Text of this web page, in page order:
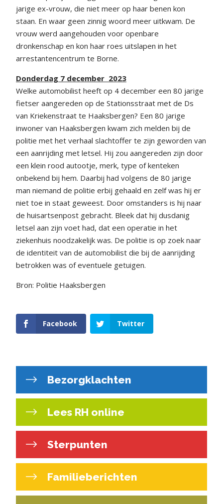
jarige ex-vrouw, die niet meer op haar benen kon
staan. En waar geen zinnig woord meer uitkwam. De
vrouw werd aangehouden voor openbare
dronkenschap en kon haar roes uitslapen in het
arrestantencentrum te Borne.
Donderdag 7 december 2023
Welke automobilist heeft op 4 december een 80 jarige
fietser aangereden op de Stationsstraat met de Ds
van Kriekenstraat te Haaksbergen? Een 80 jarige
inwoner van Haaksbergen kwam zich melden bij de
politie met het verhaal slachtoffer te zijn geworden van
een aanrijding met letsel. Hij zou aangereden zijn door
een klein rood autootje, merk, type of kenteken
onbekend bij hem. Daarbij had volgens de 80 jarige
man niemand de politie erbij gehaald en zelf was hij er
niet toe in staat geweest. Door omstanders is hij naar
de huisartsenpost gebracht. Bleek dat hij dusdanig
letsel aan zijn voet had, dat een operatie in het
ziekenhuis noodzakelijk was. De politie is op zoek naar
de identiteit van de automobilist die bij de aanrijding
betrokken was of eventuele getuigen.
Bron: Politie Haaksbergen
Facebook Twitter
Bezorgklachten
Lees RH online
Sterpunten
Familieberichten